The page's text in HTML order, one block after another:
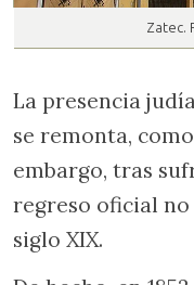
Zatec.
La presencia
se remonta,
embargo, tras
regreso oficial
siglo XIX.